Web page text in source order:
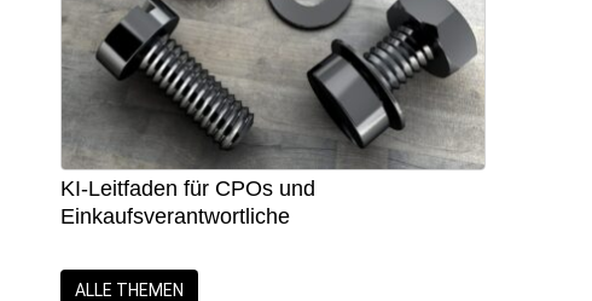
KI-Leitfaden für CPOs und
Einkaufsverantwortliche
ALLE THEMEN